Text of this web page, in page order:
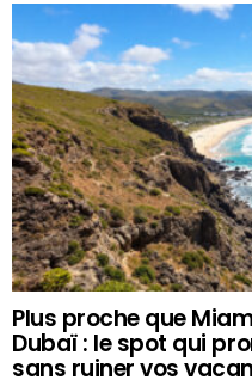
Plus proche que
Dubaï : le spot qui
sans ruiner vos